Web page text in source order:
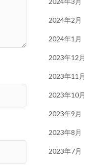
2024年2月
2024年1月
2023年12月
2023年11月
2023年10月
2023年9月
2023年8月
2023年7月